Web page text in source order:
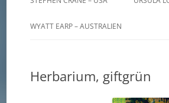
WYATT EARP – AUSTRALIEN
Herbarium, giftgrün